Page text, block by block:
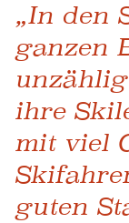
„In den
ganzen
ihre
mit viel
guten